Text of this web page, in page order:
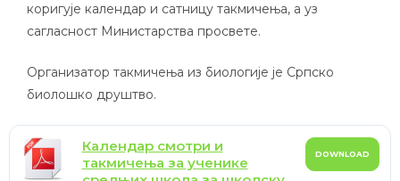
коригује календар и сатницу такмичења, а уз
сагласност Министарства просвете.
Организатор такмичења из биологије је Српско
биолошко друштво.
Календар смотри и
такмичења за ученике
DOWNLOAD